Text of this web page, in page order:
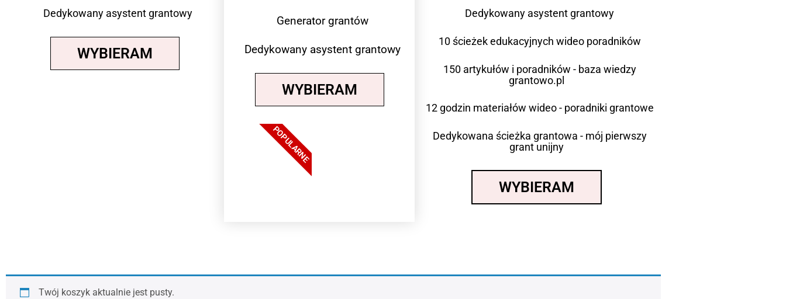
Dedykowany asystent grantowy
WYBIERAM
Generator grantów
Dedykowany asystent grantowy
WYBIERAM
POPULARNE
Dedykowany asystent grantowy
10 ścieżek edukacyjnych wideo poradników
150 artykułów i poradników - baza wiedzy
grantowo.pl
12 godzin materiałów wideo - poradniki grantowe
Dedykowana ścieżka grantowa - mój pierwszy
grant unijny
WYBIERAM
Twój koszyk aktualnie jest pusty.